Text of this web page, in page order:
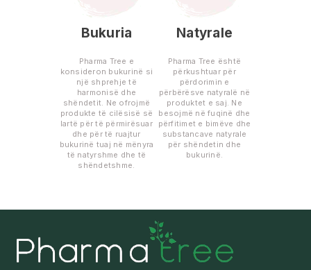
Bukuria
Pharma Tree e
konsideron bukurinë si
një shprehje të
harmonisë dhe
shëndetit. Ne ofrojmë
produkte të cilësisë së
lartë për të përmirësuar
dhe për të ruajtur
bukurinë tuaj në mënyra
të natyrshme dhe të
shëndetshme.
Natyrale
Pharma Tree është
përkushtuar për
përdorimin e
përbërësve natyralë në
produktet e saj. Ne
besojmë në fuqinë dhe
përfitimet e bimëve dhe
substancave natyrale
për shëndetin dhe
bukurinë.